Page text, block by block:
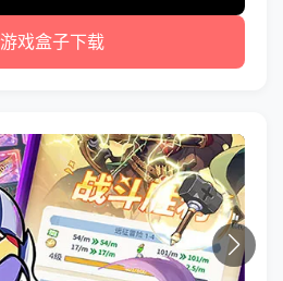
游戏盒子下载